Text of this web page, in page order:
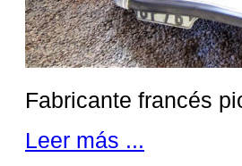
Fabricante francés
Leer más ...